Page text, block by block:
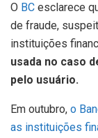
O BC esclarece
de fraude,
instituições
usada no caso
pelo usuário.
Em outubro, o
as instituições